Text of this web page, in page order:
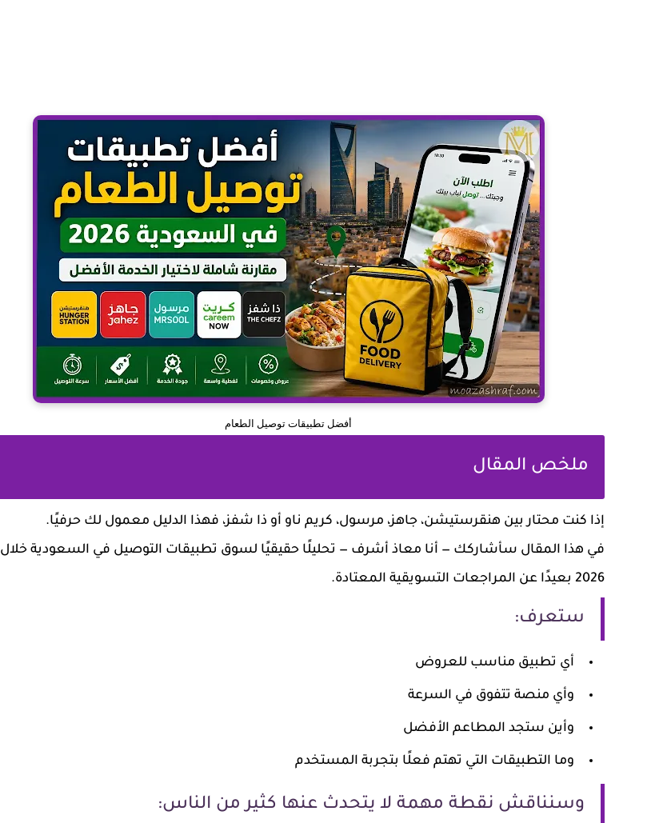
أفضل تطبيقات توصيل الطعام
ملخص المقال
إذا كنت محتار بين هنقرستيشن، جاهز، مرسول، كريم ناو أو ذا شفز، فهذا الدليل معمول لك حرفيًا.
في هذا المقال سأشاركك — أنا معاذ أشرف — تحليلًا حقيقيًا لسوق تطبيقات التوصيل في السعودية خلال
2026 بعيدًا عن المراجعات التسويقية المعتادة.
ستعرف:
أي تطبيق مناسب للعروض
وأي منصة تتفوق في السرعة
وأين ستجد المطاعم الأفضل
وما التطبيقات التي تهتم فعلًا بتجربة المستخدم
وسنناقش نقطة مهمة لا يتحدث عنها كثير من الناس: